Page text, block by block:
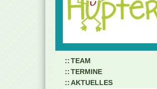
TEAM
TERMINE
AKTUELLES